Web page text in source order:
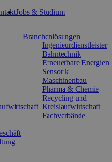
Jobs & Studium
Branchenlösungen
Ingenieurdienstleister
Bahntechnik
Erneuerbare Energien
Sensorik
Maschinenbau
Pharma & Chemie
Recycling und
Kreislaufwirtschaft
Fachverbände